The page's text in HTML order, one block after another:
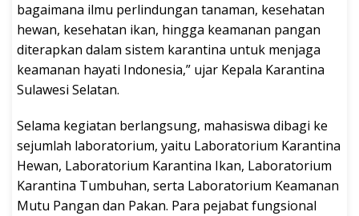
bagaimana ilmu perlindungan tanaman, kesehatan
hewan, kesehatan ikan, hingga keamanan pangan
diterapkan dalam sistem karantina untuk menjaga
keamanan hayati Indonesia,” ujar Kepala Karantina
Sulawesi Selatan.
Selama kegiatan berlangsung, mahasiswa dibagi ke
sejumlah laboratorium, yaitu Laboratorium Karantina
Hewan, Laboratorium Karantina Ikan, Laboratorium
Karantina Tumbuhan, serta Laboratorium Keamanan
Mutu Pangan dan Pakan. Para pejabat fungsional